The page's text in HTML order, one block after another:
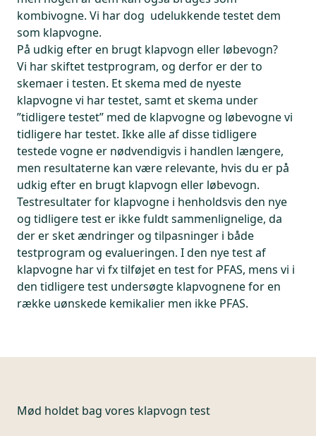
kombivogne. Vi har dog udelukkende testet dem
som klapvogne.
På udkig efter en brugt klapvogn eller løbevogn?
Vi har skiftet testprogram, og derfor er der to
skemaer i testen. Et skema med de nyeste
klapvogne vi har testet, samt et skema under
”tidligere testet” med de klapvogne og løbevogne vi
tidligere har testet. Ikke alle af disse tidligere
testede vogne er nødvendigvis i handlen længere,
men resultaterne kan være relevante, hvis du er på
udkig efter en brugt klapvogn eller løbevogn.
Testresultater for klapvogne i henholdsvis den nye
og tidligere test er ikke fuldt sammenlignelige, da
der er sket ændringer og tilpasninger i både
testprogram og evalueringen. I den nye test af
klapvogne har vi fx tilføjet en test for PFAS, mens vi i
den tidligere test undersøgte klapvognene for en
række uønskede kemikalier men ikke PFAS.
Mød holdet bag vores klapvogn test